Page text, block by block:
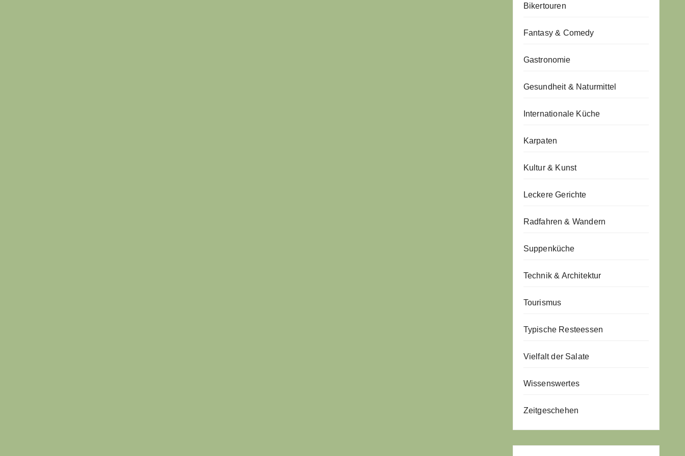
Bikertouren
Fantasy & Comedy
Gastronomie
Gesundheit & Naturmittel
Internationale Küche
Karpaten
Kultur & Kunst
Leckere Gerichte
Radfahren & Wandern
Suppenküche
Technik & Architektur
Tourismus
Typische Resteessen
Vielfalt der Salate
Wissenswertes
Zeitgeschehen